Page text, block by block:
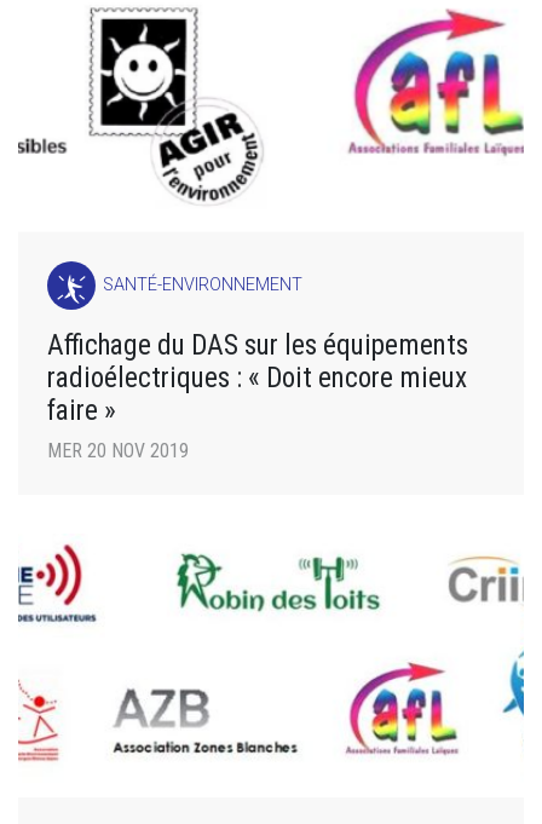
SANTÉ-ENVIRONNEMENT
Affichage du DAS sur les équipements
radioélectriques : « Doit encore mieux
faire »
MER 20 NOV 2019